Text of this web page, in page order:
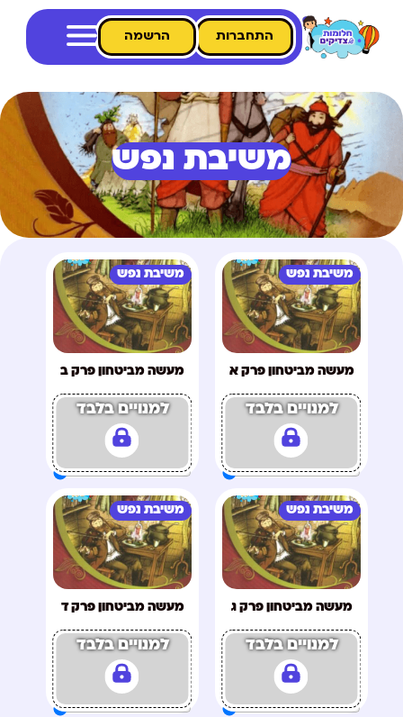
התחברות הרשמה
משיבת נפש
משיבת נפש
מעשה מביטחון פרק א
למנויים בלבד
משיבת נפש
מעשה מביטחון פרק ב
למנויים בלבד
משיבת נפש
מעשה מביטחון פרק ג
למנויים בלבד
משיבת נפש
מעשה מביטחון פרק ד
למנויים בלבד